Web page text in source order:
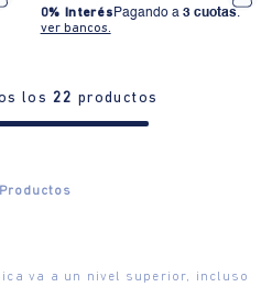
0% Interés Pagando a 3 cuotas.
ver bancos.
los 22 productos
Productos
va a un nivel superior, incluso